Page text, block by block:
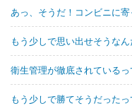
あっ、そうだ！コンビニに
もう少しで思い出せそうな
衛生管理が徹底されている
もう少しで勝てそうだった